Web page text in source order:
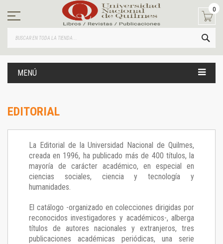
contenido
0
MENÚ
EDITORIAL
La Editorial de la Universidad Nacional de Quilmes,
creada en 1996, ha publicado más de 400 títulos, la
mayoría de carácter académico, en especial en
ciencias sociales, ciencia y tecnología y
humanidades.
El catálogo -organizado en colecciones dirigidas por
reconocidos investigadores y académicos-, alberga
títulos de autores nacionales y extranjeros, tres
publicaciones académicas periódicas, una serie